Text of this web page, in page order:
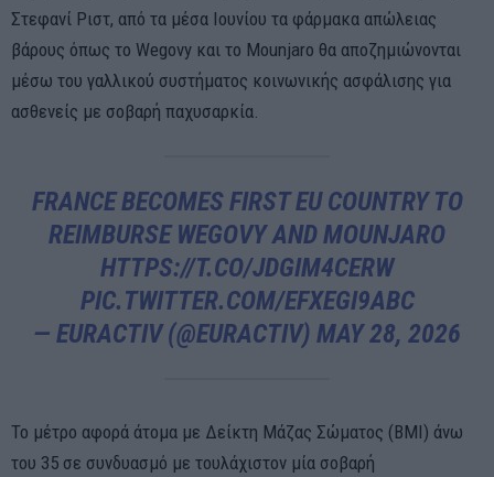
Στεφανί Ριστ, από τα μέσα Ιουνίου τα φάρμακα απώλειας
βάρους όπως το Wegovy και το Mounjaro θα αποζημιώνονται
μέσω του γαλλικού συστήματος κοινωνικής ασφάλισης για
ασθενείς με σοβαρή παχυσαρκία.
FRANCE BECOMES FIRST EU COUNTRY TO
REIMBURSE WEGOVY AND MOUNJARO
HTTPS://T.CO/JDGIM4CERW
PIC.TWITTER.COM/EFXEGI9ABC
— EURACTIV (@EURACTIV) MAY 28, 2026
Το μέτρο αφορά άτομα με Δείκτη Μάζας Σώματος (BMI) άνω
του 35 σε συνδυασμό με τουλάχιστον μία σοβαρή